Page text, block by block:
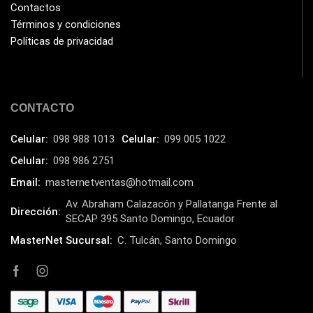
Contactos
Términos y condiciones
Políticas de privacidad
CONTACTO
Celular: 098 988 1013 Celular: 099 005 1022
Celular: 098 986 2751
Email: masternetventas@hotmail.com
Dirección:
Av. Abraham Calazacón y Pallatanga Frente al
SECAP 395 Santo Domingo, Ecuador
MasterNet Sucursal: C. Tulcán, Santo Domingo